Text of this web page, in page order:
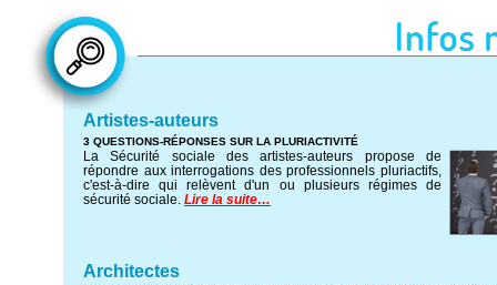
Artistes-auteurs
3 QUESTIONS-RÉPONSES SUR LA PLURIACTIVITÉ
La Sécurité sociale des artistes-auteurs propose de
répondre aux interrogations des professionnels pluriactifs,
c'est-à-dire qui relèvent d'un ou plusieurs régimes de
sécurité sociale. Lire la suite…
Architectes